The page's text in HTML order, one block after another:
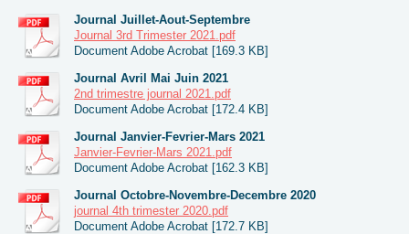
Journal Juillet-Aout-Septembre
Journal 3rd Trimester 2021.pdf
Document Adobe Acrobat [169.3 KB]
Journal Avril Mai Juin 2021
2nd trimestre journal 2021.pdf
Document Adobe Acrobat [172.4 KB]
Journal Janvier-Fevrier-Mars 2021
Janvier-Fevrier-Mars 2021.pdf
Document Adobe Acrobat [162.3 KB]
Journal Octobre-Novembre-Decembre 2020
journal 4th trimester 2020.pdf
Document Adobe Acrobat [172.7 KB]